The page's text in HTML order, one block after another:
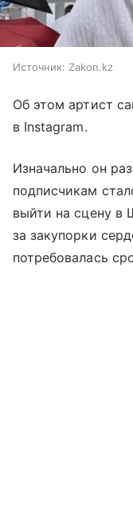
Источник: Zakon.kz
Об этом артист
в Instagram.
Изначально он
подписчикам
выйти на сцену в
за закупорки
потребовалась